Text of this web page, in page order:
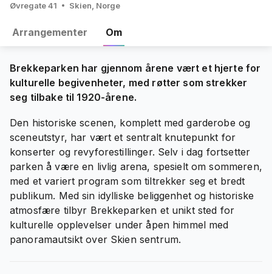
Øvregate 41 Skien, Norge
Arrangementer Om
Brekkeparken har gjennom årene vært et hjerte for
kulturelle begivenheter, med røtter som strekker
seg tilbake til 1920-årene.
Den historiske scenen, komplett med garderobe og
sceneutstyr, har vært et sentralt knutepunkt for
konserter og revyforestillinger. Selv i dag fortsetter
parken å være en livlig arena, spesielt om sommeren,
med et variert program som tiltrekker seg et bredt
publikum. Med sin idylliske beliggenhet og historiske
atmosfære tilbyr Brekkeparken et unikt sted for
kulturelle opplevelser under åpen himmel med
panoramautsikt over Skien sentrum.